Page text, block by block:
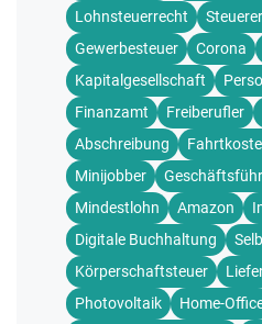
Lohnsteuerrecht
Gewerbesteuer
Corona
Kapitalgesellschaft
Finanzamt
Freiberufler
Abschreibung
Minijobber
Mindestlohn
Amazon
Digitale Buchhaltung
Körperschaftsteuer
Photovoltaik
Home-